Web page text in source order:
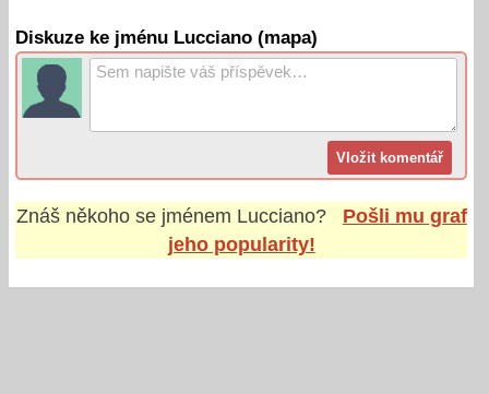
Diskuze ke jménu Lucciano (mapa)
Znáš někoho se jménem Lucciano?
Pošli mu graf
jeho popularity!